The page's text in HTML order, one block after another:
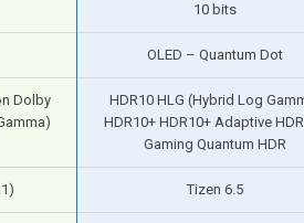
10 bits
OLED – Quantum Dot
Dolby
HDR10 HLG (Hybrid Log
HDR10+ HDR10+ Adaptive
Gaming Quantum HDR
Tizen 6.5